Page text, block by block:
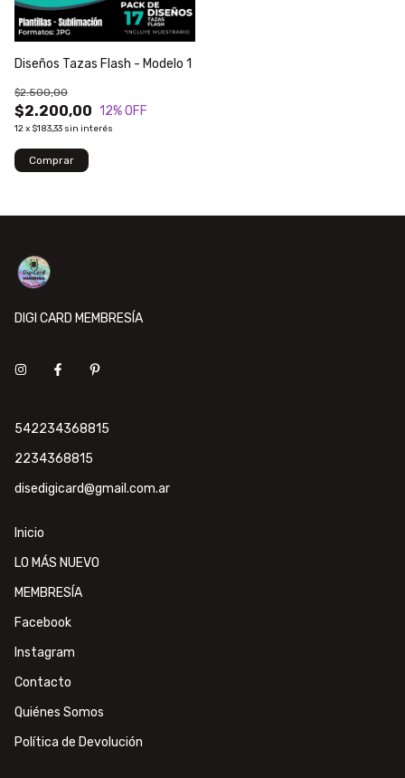
Diseños Tazas Flash - Modelo 1
$2.200,00
$2.500,00
12% OFF
12x $183,33 sin interés
DIGI CARD MEMBRESÍA
542234368815
2234368815
disedigicard@gmail.com.ar
Inicio
LO MÁS NUEVO
MEMBRESÍA
Facebook
Instagram
Contacto
Quiénes Somos
Política de Devolución